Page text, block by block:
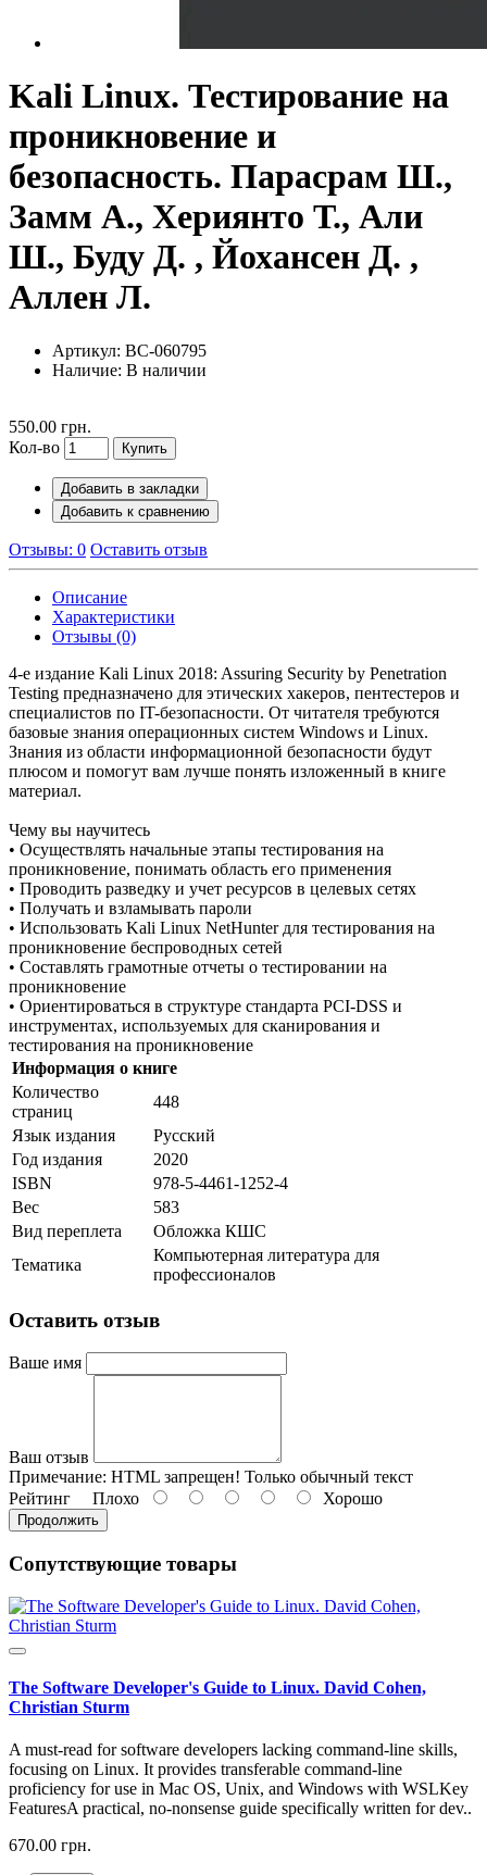
Kali Linux. Тестирование на
проникновение и
безопасность. Парасрам Ш.,
Замм А., Хериянто Т., Али
Ш., Буду Д. , Йохансен Д. ,
Аллен Л.
Артикул: BC-060795
Наличие: В наличии
550.00 грн.
Кол-во
Купить
Добавить в закладки
Добавить к сравнению
Отзывы: 0 Оставить отзыв
Описание
Характеристики
Отзывы (0)
4-е издание Kali Linux 2018: Assuring Security by Penetration
Testing предназначено для этических хакеров, пентестеров и
специалистов по IT-безопасности. От читателя требуются
базовые знания операционных систем Windows и Linux.
Знания из области информационной безопасности будут
плюсом и помогут вам лучше понять изложенный в книге
материал.
Чему вы научитесь
• Осуществлять начальные этапы тестирования на
проникновение, понимать область его применения
• Проводить разведку и учет ресурсов в целевых сетях
• Получать и взламывать пароли
• Использовать Kali Linux NetHunter для тестирования на
проникновение беспроводных сетей
• Составлять грамотные отчеты о тестировании на
проникновение
• Ориентироваться в структуре стандарта PCI-DSS и
инструментах, используемых для сканирования и
тестирования на проникновение
Информация о книге
Количество
страниц
448
Язык издания
Русский
Год издания
2020
ISBN
978-5-4461-1252-4
Вес
583
Вид переплета
Обложка КШС
Тематика
Компьютерная литература для
профессионалов
Оставить отзыв
Ваше имя
Ваш отзыв
Примечание: HTML запрещен! Только обычный текст
Рейтинг Плохо Хорошо
Продолжить
Сопутствующие товары
The Software Developer's Guide to Linux. David Cohen,
Christian Sturm
A must-read for software developers lacking command-line skills,
focusing on Linux. It provides transferable command-line
proficiency for use in Mac OS, Unix, and Windows with WSLKey
FeaturesA practical, no-nonsense guide specifically written for dev..
670.00 грн.